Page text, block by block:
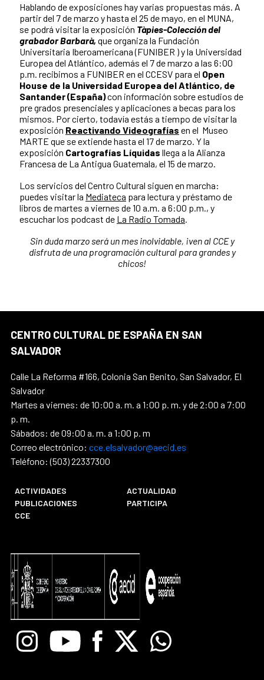
Hablando de exposiciones hay varias propuestas más. A
partir del 7 de marzo y hasta el 25 de mayo, en el MUNA,
se podrá visitar la exposición Tàpies-Colección del
grabador Barbarà, que organiza la Fundación
Universitaria Iberoamericana (FUNIBER ) y la Universidad
Europea del Atlántico, además el 7 de marzo a las 6:00
p.m. recibimos a FUNIBER en el CCESV para el Open
House de la Universidad Europea del Atlántico, de
Santander (España)con información sobre estudios de
pre grados presenciales y aplicaciones a becas para los
mismos. Por cierto, todavía estás a tiempo de visitar la
exposición Reactivando Videografías en el Museo
MARTE que se extiende hasta el 17 de marzo. Y la
exposición Cartografías Líquidas llega a la Alianza
Francesa de La Antigua Guatemala, el 15 de marzo.
Los servicios del Centro Cultural siguen en marcha:
puedes visitar la Mediateca para lectura y préstamo de
libros de martes a viernes de 10 a.m. a 6:00 p.m., y
escuchar los podcast de La Radio Tomada
Sin duda marzo será un mes inolvidable, ¡ven al CCE y
disfruta de una programación cultural para grandes y
chicos!
CENTRO CULTURAL DE ESPAÑA EN SAN
SALVADOR
Calle La Reforma #166, Colonia San Benito, San Salvador, El
Salvador
Martes a viernes: de 10:00 a. m. a 1:00 p. m. y de 2:00 a 7:00
p. m.
Sábados: de 09:00 a. m. a 1:00 p. m
Correo electrónico: cce.elsalvador@aecid.es
Teléfono: (503) 22337300
ACTIVIDADES
ACTUALIDAD
PUBLICACIONES
PARTICIPA
CCE
InstagramYoutube Facebook
X Whatsapp